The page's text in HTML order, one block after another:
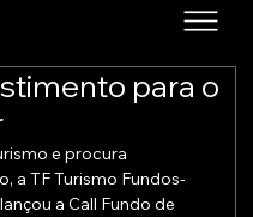
para o
e procura
a TF Turismo Fundos-
a Call Fundo de